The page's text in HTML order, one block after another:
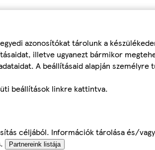
azonosítókat tárolunk a
illetve ugyanezt bármikor
A beállításaid alapján személyre
beállítások linkre kattintva.
céljából. Információk tárolása és/
Partnereink listája